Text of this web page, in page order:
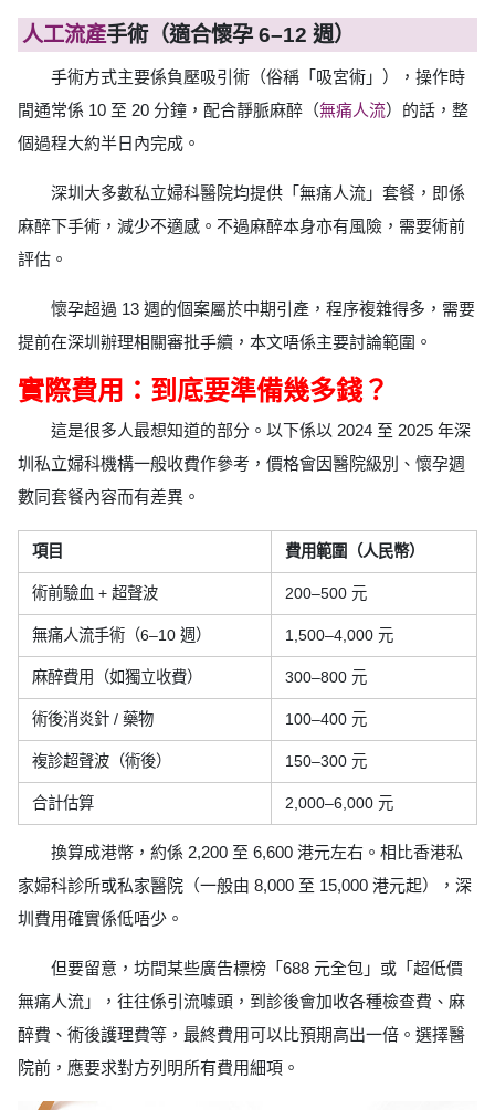
人工流產手術（適合懷孕 6–12 週）
手術方式主要係負壓吸引術（俗稱「吸宮術」），操作時
間通常係 10 至 20 分鐘，配合靜脈麻醉（無痛人流）的話，整
個過程大約半日內完成。
深圳大多數私立婦科醫院均提供「無痛人流」套餐，即係
麻醉下手術，減少不適感。不過麻醉本身亦有風險，需要術前
評估。
懷孕超過 13 週的個案屬於中期引產，程序複雜得多，需要
提前在深圳辦理相關審批手續，本文唔係主要討論範圍。
實際費用：到底要準備幾多錢？
這是很多人最想知道的部分。以下係以 2024 至 2025 年深
圳私立婦科機構一般收費作參考，價格會因醫院級別、懷孕週
數同套餐內容而有差異。
項目 費用範圍（人民幣）
術前驗血 + 超聲波 200–500 元
無痛人流手術（6–10 週） 1,500–4,000 元
麻醉費用（如獨立收費） 300–800 元
術後消炎針 / 藥物 100–400 元
複診超聲波（術後） 150–300 元
合計估算 2,000–6,000 元
換算成港幣，約係 2,200 至 6,600 港元左右。相比香港私
家婦科診所或私家醫院（一般由 8,000 至 15,000 港元起），深
圳費用確實係低唔少。
但要留意，坊間某些廣告標榜「688 元全包」或「超低價
無痛人流」，往往係引流噱頭，到診後會加收各種檢查費、麻
醉費、術後護理費等，最終費用可以比預期高出一倍。選擇醫
院前，應要求對方列明所有費用細項。